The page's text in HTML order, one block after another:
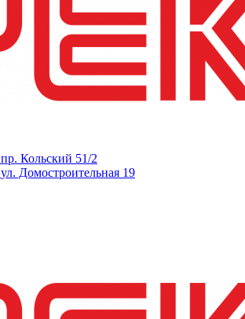
пр. Кольский 51/2
ул. Домостроительная 19